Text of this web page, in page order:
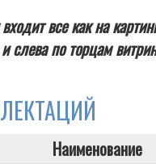
все как на
слева по торцам
Наименование